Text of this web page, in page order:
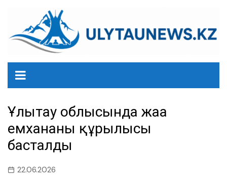
содержанию
Ұлытау облысында жаңа
емхананың құрылысы
басталды
22.06.2026